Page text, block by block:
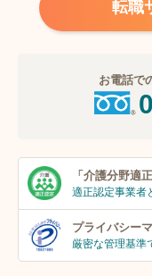
転職
お電話で
「介護分野適正
適正認定事業者
プライバシー
厳密な管理基準